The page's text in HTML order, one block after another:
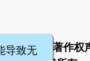
权条款
著作权
导致无